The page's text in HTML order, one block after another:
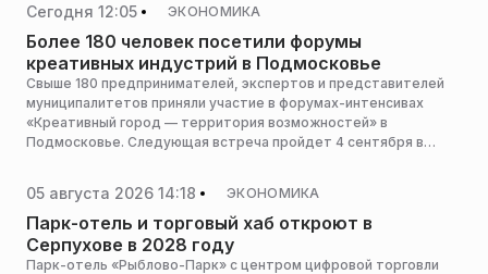
Сегодня 12:05 ЭКОНОМИКА
Более 180 человек посетили форумы
креативных индустрий в Подмосковье
Свыше 180 предпринимателей, экспертов и представителей
муниципалитетов приняли участие в форумах-интенсивах
«Креативный город — территория возможностей» в
Подмосковье. Следующая встреча пройдет 4 сентября в
05 августа 2026 14:18 ЭКОНОМИКА
Парк-отель и торговый хаб откроют в
Серпухове в 2028 году
Парк-отель «Рыблово-Парк» с центром цифровой торговли